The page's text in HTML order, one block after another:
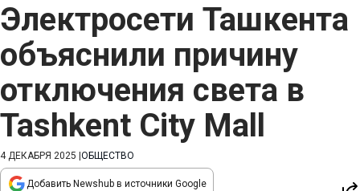
Электросети Ташкента
объяснили причину
отключения света в
Tashkent City Mall
4 ДЕКАБРЯ 2025 ОБЩЕСТВО
Добавить Newshub в источники Google